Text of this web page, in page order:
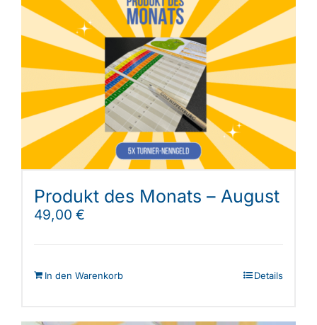
Produkt des Monats – August
49,00 €
In den Warenkorb Details